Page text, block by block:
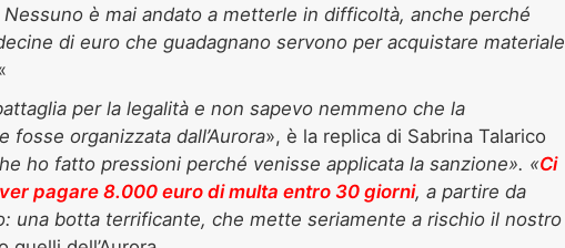
Nessuno è mai andato a metterle in difficoltà, anche perché
di euro che guadagnano servono per acquistare materiale
per la legalità e non sapevo nemmeno che la
fosse organizzata dall’Aurora», è la replica di Sabrina Talarico
ho fatto pressioni perché venisse applicata la sanzione». «Ci
pagare 8.000 euro di multa entro 30 giorni, a partire da
una botta terrificante, che mette seriamente a rischio il nostro